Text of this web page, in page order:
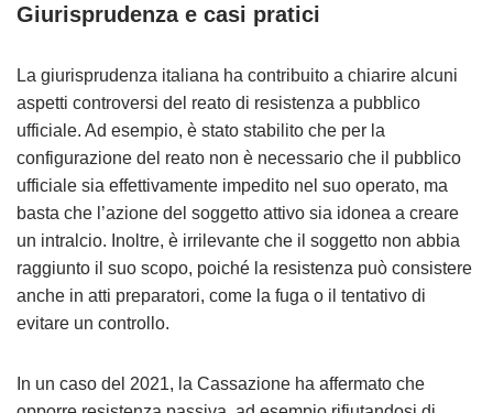
Giurisprudenza e casi pratici
La giurisprudenza italiana ha contribuito a chiarire alcuni
aspetti controversi del reato di resistenza a pubblico
ufficiale. Ad esempio, è stato stabilito che per la
configurazione del reato non è necessario che il pubblico
ufficiale sia effettivamente impedito nel suo operato, ma
basta che l’azione del soggetto attivo sia idonea a creare
un intralcio. Inoltre, è irrilevante che il soggetto non abbia
raggiunto il suo scopo, poiché la resistenza può consistere
anche in atti preparatori, come la fuga o il tentativo di
evitare un controllo.
In un caso del 2021, la Cassazione ha affermato che